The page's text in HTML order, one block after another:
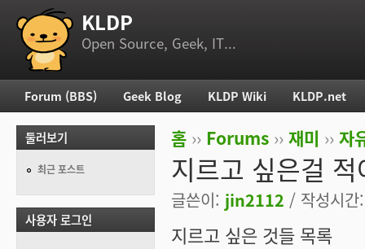
부 메뉴 KLDP
Open Source, Geek, IT...
현재 위치
홈 ›› Forums ›› 재미 ›› 자
지르고 싶은걸
글쓴이: jin2112 / 작성시
지르고 싶은 것들 목록
주 메뉴
Forum (BBS) Geek Blog KLDP Wiki KLDP.net
둘러보기
최근 포스트
사용자 로그인